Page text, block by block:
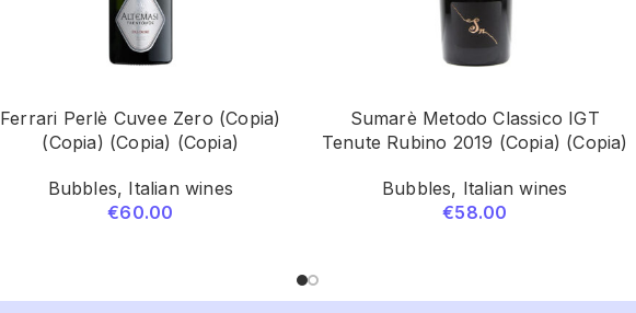
Ferrari Perlè Cuvee Zero (Copia)
(Copia) (Copia) (Copia)
Bubbles, Italian wines
€60.00
Sumarè Metodo Classico IGT
Tenute Rubino 2019 (Copia) (Copia)
Bubbles, Italian wines
€58.00